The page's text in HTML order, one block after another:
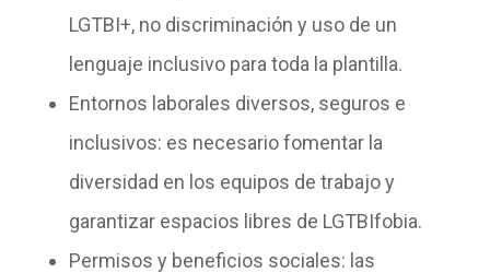
LGTBI+, no discriminación y uso de un
lenguaje inclusivo para toda la plantilla.
Entornos laborales diversos, seguros e
inclusivos: es necesario fomentar la
diversidad en los equipos de trabajo y
garantizar espacios libres de LGTBIfobia.
Permisos y beneficios sociales: las